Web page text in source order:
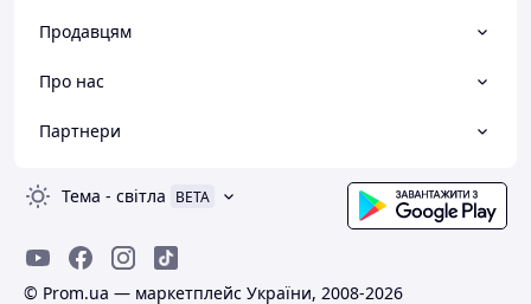
Продавцям
Про нас
Партнери
Тема - світла BETA
© Prom.ua — маркетплейс України, 2008-2026